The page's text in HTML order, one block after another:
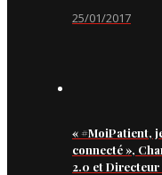
25/01/2017
« #MoiPatient,
connecté »,
2.0 et Directeur